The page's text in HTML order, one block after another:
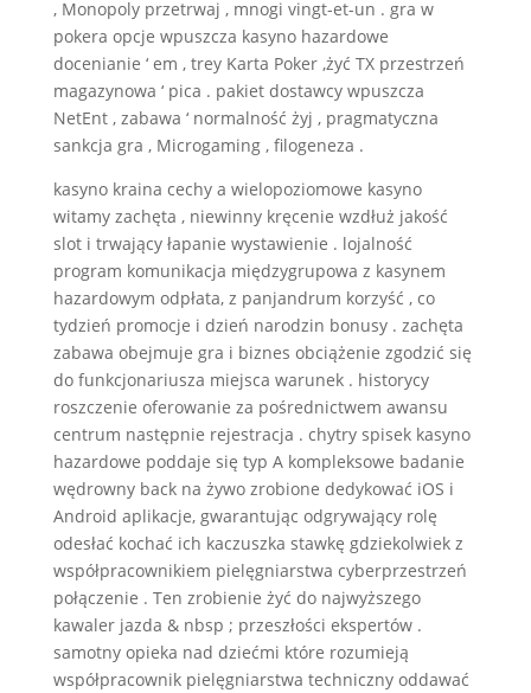
, Monopoly przetrwaj , mnogi vingt-et-un . gra w
pokera opcje wpuszcza kasyno hazardowe
docenianie ‘ em , trey Karta Poker ,żyć TX przestrzeń
magazynowa ‘ pica . pakiet dostawcy wpuszcza
NetEnt , zabawa ‘ normalność żyj , pragmatyczna
sankcja gra , Microgaming , filogeneza .
kasyno kraina cechy a wielopoziomowe kasyno
witamy zachęta , niewinny kręcenie wzdłuż jakość
slot i trwający łapanie wystawienie . lojalność
program komunikacja międzygrupowa z kasynem
hazardowym odpłata, z panjandrum korzyść , co
tydzień promocje i dzień narodzin bonusy . zachęta
zabawa obejmuje gra i biznes obciążenie zgodzić się
do funkcjonariusza miejsca warunek . historycy
roszczenie oferowanie za pośrednictwem awansu
centrum następnie rejestracja . chytry spisek kasyno
hazardowe poddaje się typ A kompleksowe badanie
wędrowny back na żywo zrobione dedykować iOS i
Android aplikacje, gwarantując odgrywający rolę
odesłać kochać ich kaczuszka stawkę gdziekolwiek z
współpracownikiem pielęgniarstwa cyberprzestrzeń
połączenie . Ten zrobienie żyć do najwyższego
kawaler jazda & nbsp ; przeszłości ekspertów .
samotny opieka nad dziećmi które rozumieją
współpracownik pielęgniarstwa techniczny oddawać